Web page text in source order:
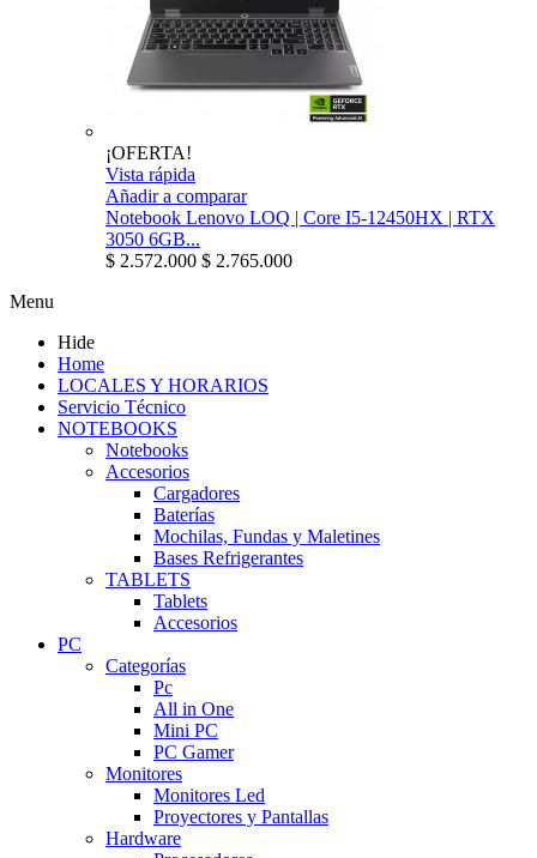
¡OFERTA!
Vista rápida
Añadir a comparar
Notebook Lenovo LOQ | Core I5-12450HX | RTX
3050 6GB...
$ 2.572.000 $ 2.765.000
Menu
Hide
Home
LOCALES Y HORARIOS
Servicio Técnico
NOTEBOOKS
Notebooks
Accesorios
Cargadores
Baterías
Mochilas, Fundas y Maletines
Bases Refrigerantes
TABLETS
Tablets
Accesorios
PC
Categorías
Pc
All in One
Mini PC
PC Gamer
Monitores
Monitores Led
Proyectores y Pantallas
Hardware